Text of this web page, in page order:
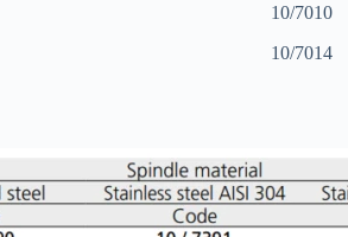
10/7010
10/7014